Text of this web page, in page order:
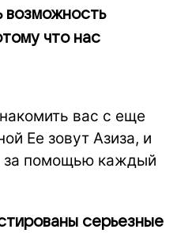
возможность
что нас
вас с еще
Ее зовут Азиза, и
за помощью каждый
серьезные